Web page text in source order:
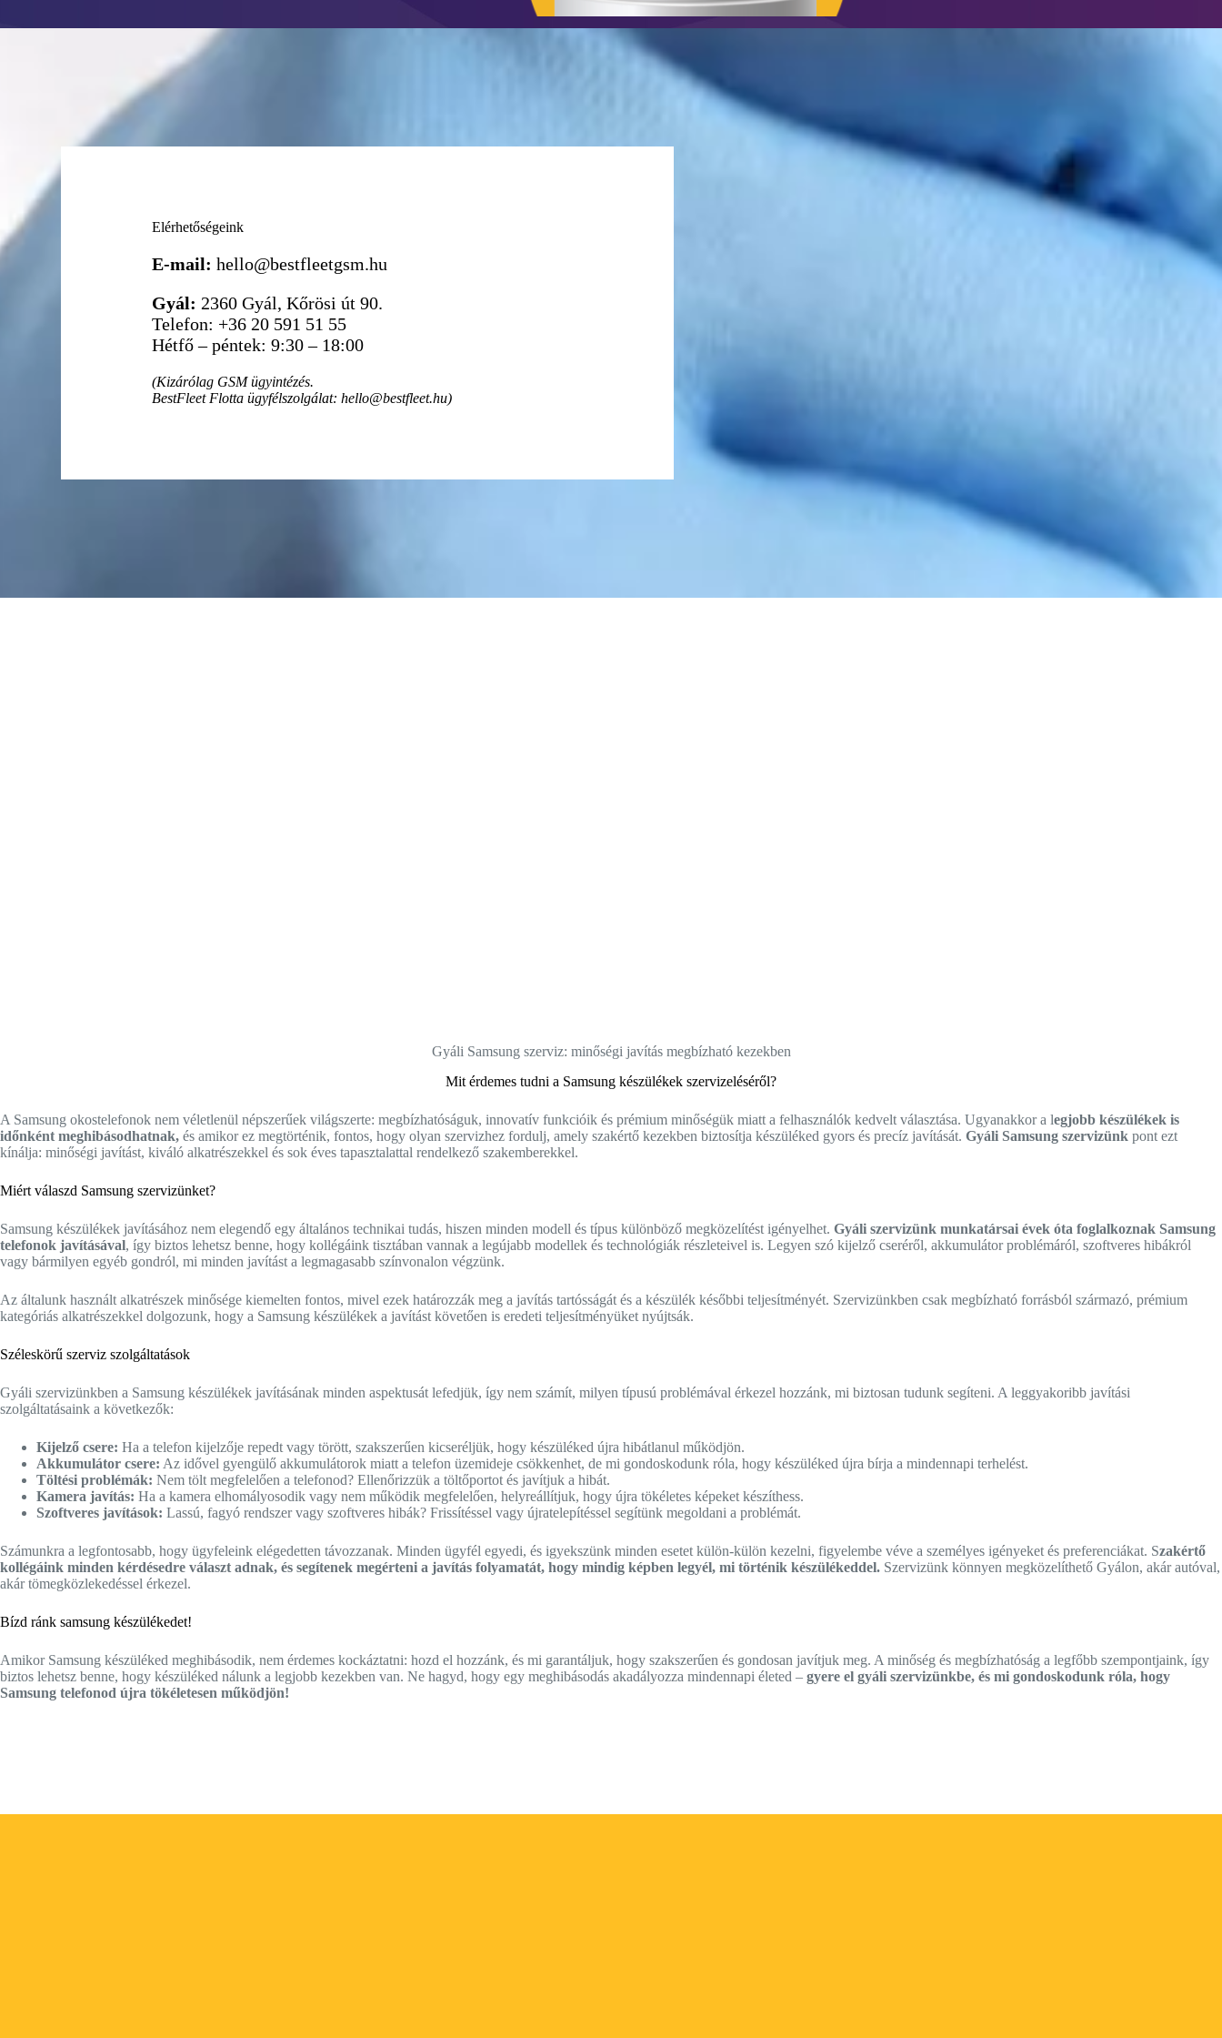
Elérhetőségeink
E-mail: hello@bestfleetgsm.hu
Gyál: 2360 Gyál, Kőrösi út 90.
Telefon: +36 20 591 51 55
Hétfő – péntek: 9:30 – 18:00
(Kizárólag GSM ügyintézés.
BestFleet Flotta ügyfélszolgálat: hello@bestfleet.hu)
Gyáli Samsung szerviz: minőségi javítás megbízható kezekben
Mit érdemes tudni a Samsung készülékek szervizeléséről?
A Samsung okostelefonok nem véletlenül népszerűek világszerte: megbízhatóságuk, innovatív funkcióik és prémium minőségük miatt a felhasználók kedvelt választása. Ugyanakkor a legjobb készülékek is
időnként meghibásodhatnak, és amikor ez megtörténik, fontos, hogy olyan szervizhez fordulj, amely szakértő kezekben biztosítja készüléked gyors és precíz javítását. Gyáli Samsung szervizünk pont ezt
kínálja: minőségi javítást, kiváló alkatrészekkel és sok éves tapasztalattal rendelkező szakemberekkel.
Miért válaszd Samsung szervizünket?
Samsung készülékek javításához nem elegendő egy általános technikai tudás, hiszen minden modell és típus különböző megközelítést igényelhet. Gyáli szervizünk munkatársai évek óta foglalkoznak Samsung
telefonok javításával, így biztos lehetsz benne, hogy kollégáink tisztában vannak a legújabb modellek és technológiák részleteivel is. Legyen szó kijelző cseréről, akkumulátor problémáról, szoftveres hibákról
vagy bármilyen egyéb gondról, mi minden javítást a legmagasabb színvonalon végzünk.
Az általunk használt alkatrészek minősége kiemelten fontos, mivel ezek határozzák meg a javítás tartósságát és a készülék későbbi teljesítményét. Szervizünkben csak megbízható forrásból származó, prémium
kategóriás alkatrészekkel dolgozunk, hogy a Samsung készülékek a javítást követően is eredeti teljesítményüket nyújtsák.
Széleskörű szerviz szolgáltatások
Gyáli szervizünkben a Samsung készülékek javításának minden aspektusát lefedjük, így nem számít, milyen típusú problémával érkezel hozzánk, mi biztosan tudunk segíteni. A leggyakoribb javítási
szolgáltatásaink a következők:
Kijelző csere: Ha a telefon kijelzője repedt vagy törött, szakszerűen kicseréljük, hogy készüléked újra hibátlanul működjön.
Akkumulátor csere: Az idővel gyengülő akkumulátorok miatt a telefon üzemideje csökkenhet, de mi gondoskodunk róla, hogy készüléked újra bírja a mindennapi terhelést.
Töltési problémák: Nem tölt megfelelően a telefonod? Ellenőrizzük a töltőportot és javítjuk a hibát.
Kamera javítás: Ha a kamera elhomályosodik vagy nem működik megfelelően, helyreállítjuk, hogy újra tökéletes képeket készíthess.
Szoftveres javítások: Lassú, fagyó rendszer vagy szoftveres hibák? Frissítéssel vagy újratelepítéssel segítünk megoldani a problémát.
Számunkra a legfontosabb, hogy ügyfeleink elégedetten távozzanak. Minden ügyfél egyedi, és igyekszünk minden esetet külön-külön kezelni, figyelembe véve a személyes igényeket és preferenciákat. Szakértő
kollégáink minden kérdésedre választ adnak, és segítenek megérteni a javítás folyamatát, hogy mindig képben legyél, mi történik készülékeddel. Szervizünk könnyen megközelíthető Gyálon, akár autóval,
akár tömegközlekedéssel érkezel.
Bízd ránk samsung készülékedet!
Amikor Samsung készüléked meghibásodik, nem érdemes kockáztatni: hozd el hozzánk, és mi garantáljuk, hogy szakszerűen és gondosan javítjuk meg. A minőség és megbízhatóság a legfőbb szempontjaink, így
biztos lehetsz benne, hogy készüléked nálunk a legjobb kezekben van. Ne hagyd, hogy egy meghibásodás akadályozza mindennapi életed – gyere el gyáli szervizünkbe, és mi gondoskodunk róla, hogy
Samsung telefonod újra tökéletesen működjön!